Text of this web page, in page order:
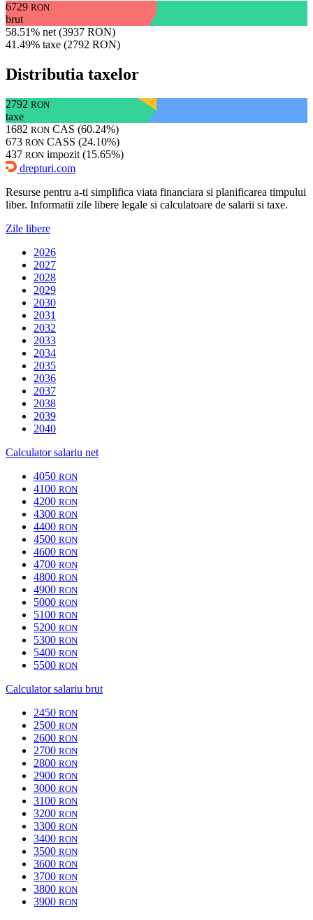
6729 RON
brut
58.51% net (3937 RON)
41.49% taxe (2792 RON)
Distributia taxelor
2792 RON
taxe
1682 RON CAS (60.24%)
673 RON CASS (24.10%)
437 RON impozit (15.65%)
drepturi.com
Resurse pentru a-ti simplifica viata financiara si planificarea timpului
liber. Informatii zile libere legale si calculatoare de salarii si taxe.
Zile libere
2026
2027
2028
2029
2030
2031
2032
2033
2034
2035
2036
2037
2038
2039
2040
Calculator salariu net
4050 RON
4100 RON
4200 RON
4300 RON
4400 RON
4500 RON
4600 RON
4700 RON
4800 RON
4900 RON
5000 RON
5100 RON
5200 RON
5300 RON
5400 RON
5500 RON
Calculator salariu brut
2450 RON
2500 RON
2600 RON
2700 RON
2800 RON
2900 RON
3000 RON
3100 RON
3200 RON
3300 RON
3400 RON
3500 RON
3600 RON
3700 RON
3800 RON
3900 RON